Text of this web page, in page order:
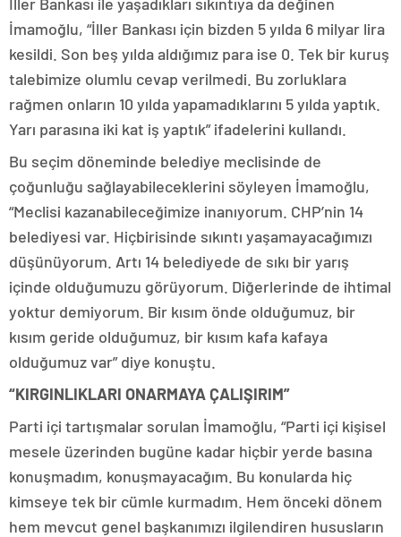
İmamoğlu, “İller Bankası için bizden 5 yılda 6 milyar lira
kesildi. Son beş yılda aldığımız para ise 0. Tek bir kuruş
talebimize olumlu cevap verilmedi. Bu zorluklara
rağmen onların 10 yılda yapamadıklarını 5 yılda yaptık.
Yarı parasına iki kat iş yaptık” ifadelerini kullandı.
Bu seçim döneminde belediye meclisinde de
çoğunluğu sağlayabileceklerini söyleyen İmamoğlu,
“Meclisi kazanabileceğimize inanıyorum. CHP’nin 14
belediyesi var. Hiçbirisinde sıkıntı yaşamayacağımızı
düşünüyorum. Artı 14 belediyede de sıkı bir yarış
içinde olduğumuzu görüyorum. Diğerlerinde de ihtimal
yoktur demiyorum. Bir kısım önde olduğumuz, bir
kısım geride olduğumuz, bir kısım kafa kafaya
olduğumuz var” diye konuştu.
“KIRGINLIKLARI ONARMAYA ÇALIŞIRIM”
Parti içi tartışmalar sorulan İmamoğlu, “Parti içi kişisel
mesele üzerinden bugüne kadar hiçbir yerde basına
konuşmadım, konuşmayacağım. Bu konularda hiç
kimseye tek bir cümle kurmadım. Hem önceki dönem
hem mevcut genel başkanımızı ilgilendiren hususların